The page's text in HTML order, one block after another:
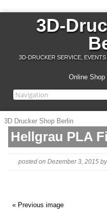
3D-
3D-DRUCKER SERVICE,
Online Shop
3D Drucker Shop Berlin
Hellgrau PLA
posted on Dezember 3, 2015 by
« Previous image